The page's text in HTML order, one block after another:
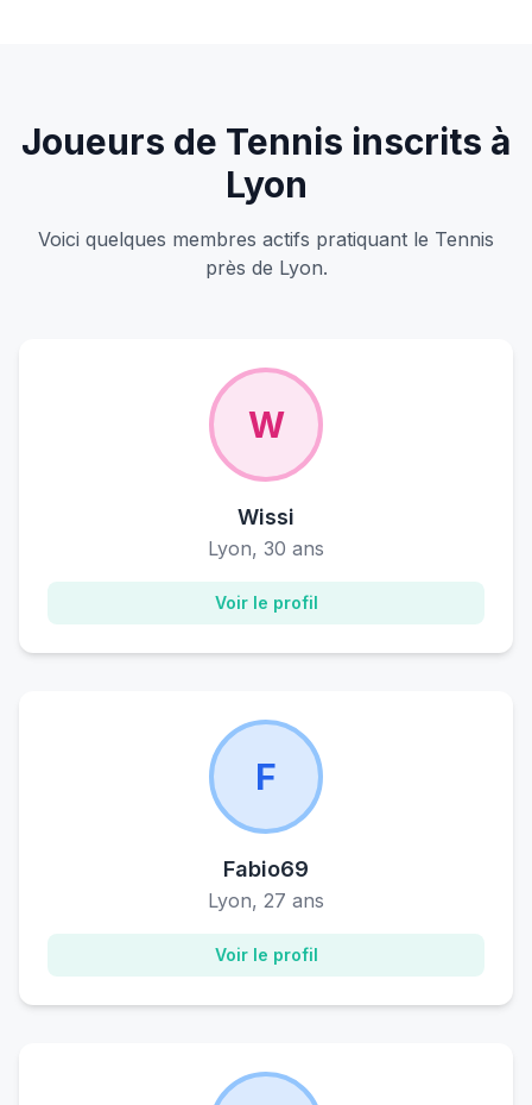
Joueurs de Tennis inscrits à
Lyon
Voici quelques membres actifs pratiquant le Tennis
près de Lyon.
W
Wissi
Lyon, 30 ans
Voir le profil
F
Fabio69
Lyon, 27 ans
Voir le profil